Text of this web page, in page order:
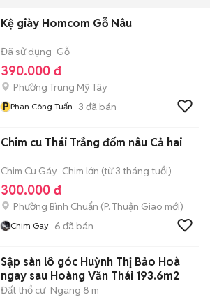
Kệ giày Homcom Gỗ Nâu
Đã sử dụng Gỗ
390.000 đ
Phường Trung Mỹ Tây
P Phan Công Tuấn 3 đã bán
Chim cu Thái Trắng đốm nâu Cả hai
Chim Cu Gáy Chim lớn (từ 3 tháng tuổi)
300.000 đ
Phường Bình Chuẩn (P. Thuận Giao mới)
Chim Gay 6 đã bán
Sập sàn lô góc Huỳnh Thị Bảo Hoà
ngay sau Hoàng Văn Thái 193.6m2
Đất thổ cư Ngang 8 m